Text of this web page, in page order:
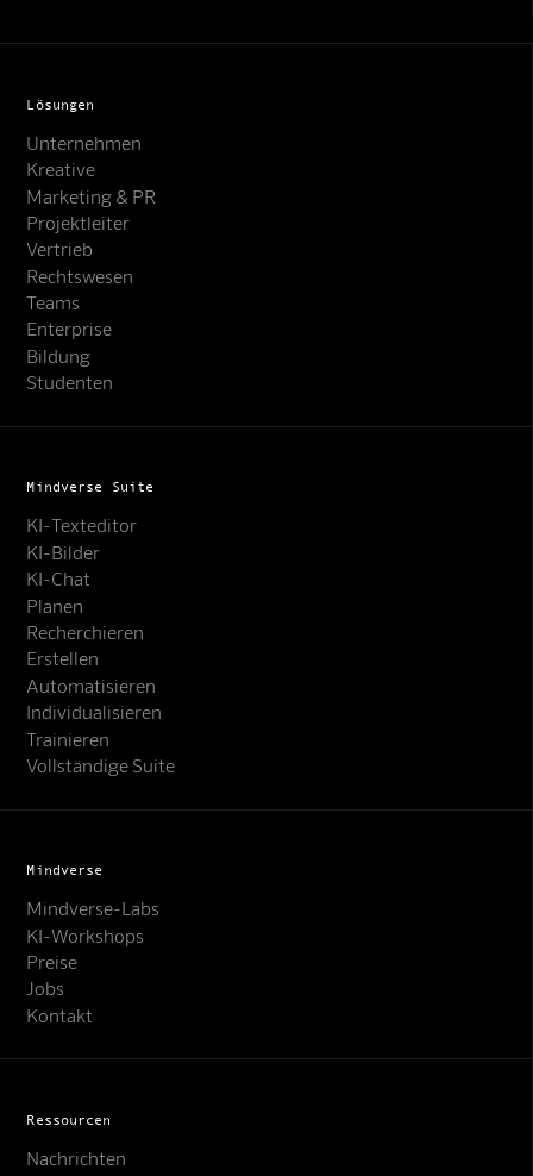
Lösungen
Unternehmen
Kreative
Marketing & PR
Projektleiter
Vertrieb
Rechtswesen
Teams
Enterprise
Bildung
Studenten
Mindverse Suite
KI-Texteditor
KI-Bilder
KI-Chat
Planen
Recherchieren
Erstellen
Automatisieren
Individualisieren
Trainieren
Vollständige Suite
Mindverse
Mindverse-Labs
KI-Workshops
Preise
Jobs
Kontakt
Ressourcen
Nachrichten